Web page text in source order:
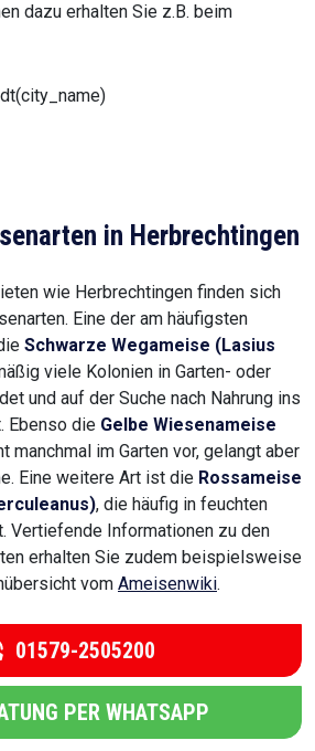
dazu erhalten Sie z.B. beim
in Herbrechtingen
wie Herbrechtingen finden sich
Eine der am häufigsten
Schwarze Wegameise (Lasius
viele Kolonien in Garten- oder
und auf der Suche nach Nahrung ins
Ebenso die Gelbe Wiesenameise
manchmal im Garten vor, gelangt aber
Eine weitere Art ist die Rossameise
, die häufig in feuchten
Vertiefende Informationen zu den
erhalten Sie zudem beispielsweise
vom Ameisenwiki.
01579-2505200
PER WHATSAPP